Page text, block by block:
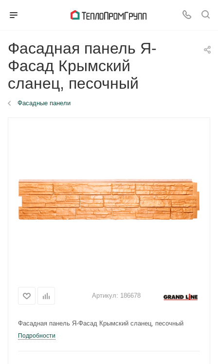
Фасадная панель Я-
Фасад Крымский
сланец, песочный
Фасадные панели
Артикул: 186678
Фасадная панель Я-Фасад Крымский сланец, песочный
Подробности